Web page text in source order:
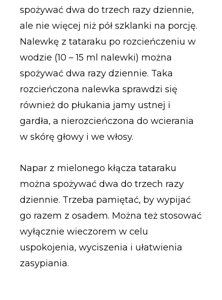
spożywać dwa do trzech razy dziennie,
ale nie więcej niż pół szklanki na porcję.
Nalewkę z tataraku po rozcieńczeniu w
wodzie (10 – 15 ml nalewki) można
spożywać dwa razy dziennie. Taka
rozcieńczona nalewka sprawdzi się
również do płukania jamy ustnej i
gardła, a nierozcieńczona do wcierania
w skórę głowy i we włosy.
Napar z mielonego kłącza tataraku
można spożywać dwa do trzech razy
dziennie. Trzeba pamiętać, by wypijać
go razem z osadem. Można też stosować
wyłącznie wieczorem w celu
uspokojenia, wyciszenia i ułatwienia
zasypiania.